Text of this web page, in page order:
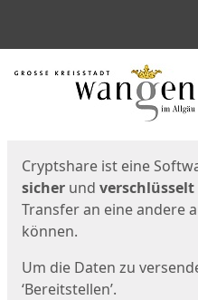
Start
Cryptshare ist eine
sicher und verschlüsselt
Transfer an eine andere
können.
Um die Daten zu
‘Bereitstellen’.